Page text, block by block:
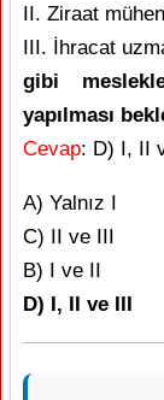
II. Ziraat
III. İhracat
gibi
yapılması
Cevap: D) I, II
A) Yalnız I
C) II ve III
B) I ve II
D) I, II ve III